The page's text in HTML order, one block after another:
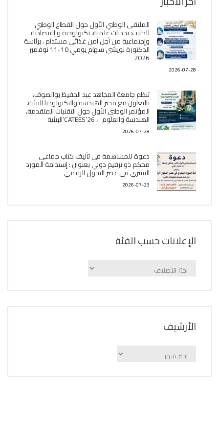
الملتقى الوطني الأول حول القطاع الوطني
للحليب: تحديات علمية، تكنولوجية و إقتصادية
وإجتماعية من أجل أمن غذائي مستدام . برئاسة
الدكتورة نويشي سهام يومي 10-11 نوفمبر
2026
2026-07-28
تنظم جامعة المجاهد عبد الحفيظ بوالصوف،
بالتعاون مع مخبر الھندسة والتكنولوجيا البیئیة،
المؤتمر الوطني الأول حول التقنيات المتقدمة،
الھندسة والعلوم ، CATEES’26’البیئية
2026-07-28
دعوة للمساهمة في تأليف كتاب جماعي
محكم ذو ترقيم دولي بعنوان : إستدامة المورد
البشري في عصر التحول الرقمي
2026-07-23
الإعلانات حسب الفئة
الإعلانات
اﻷرشيف
اﻷرشيف